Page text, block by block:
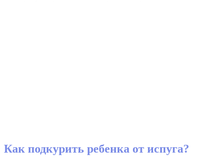
Как подкурить ребенка от испуга?